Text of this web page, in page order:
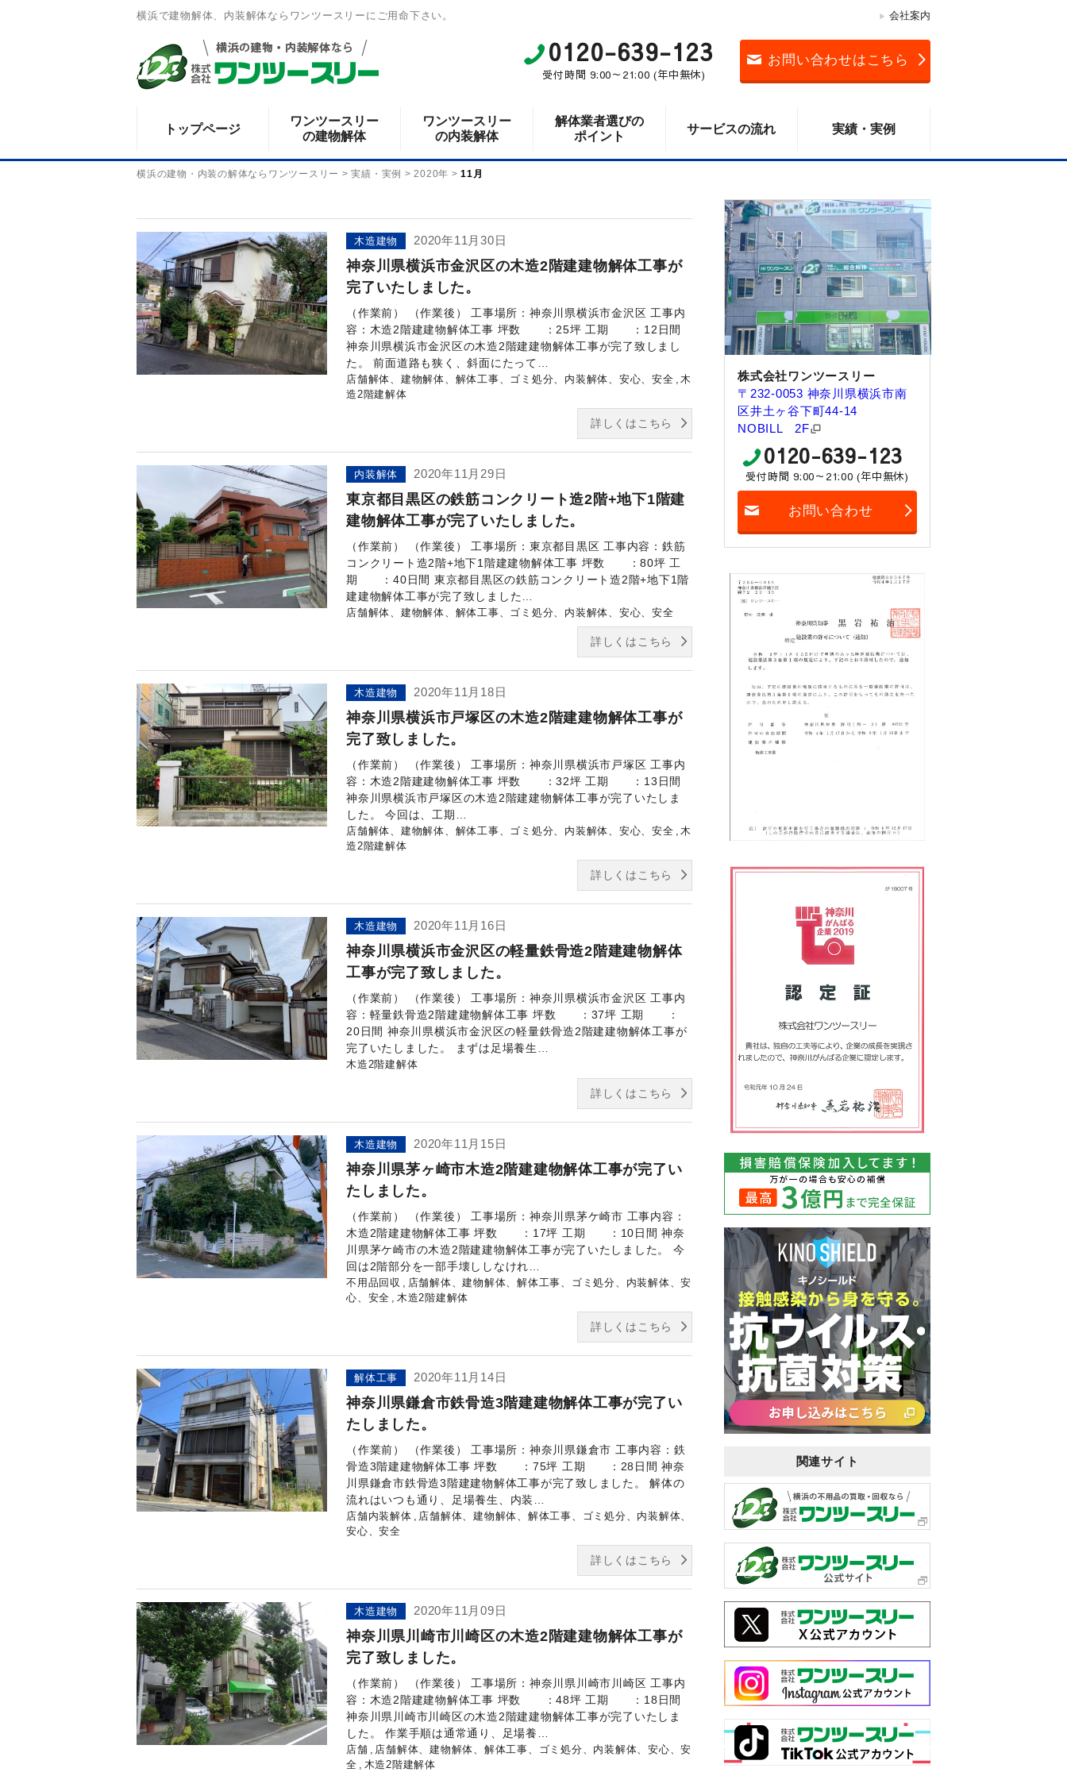
横浜で建物解体、内装解体ならワンツースリーにご用命下さい。 会社案内
0120-639-123
受付時間 9:00～21:00 (年中無休)
お問い合わせはこちら
トップページ
ワンツースリー
の建物解体
ワンツースリー
の内装解体
解体業者選びの
ポイント
サービスの流れ 実績・実例
横浜の建物・内装の解体ならワンツースリー >実績・実例 >2020年 >11月
木造建物 2020年11月30日
神奈川県横浜市金沢区の木造2階建建物解体工事が
完了いたしました。
（作業前） （作業後） 工事場所：神奈川県横浜市金沢区 工事内
容：木造2階建建物解体工事 坪数 ：25坪 工期 ：12日間
神奈川県横浜市金沢区の木造2階建建物解体工事が完了致しまし
た。 前面道路も狭く、斜面にたって…
店舗解体、建物解体、解体工事、ゴミ処分、内装解体、安心、安全
木
造2階建解体
詳しくはこちら
内装解体 2020年11月29日
東京都目黒区の鉄筋コンクリート造2階+地下1階建
建物解体工事が完了いたしました。
（作業前） （作業後） 工事場所：東京都目黒区 工事内容：鉄筋
コンクリート造2階+地下1階建建物解体工事 坪数 ：80坪 工
期 ：40日間 東京都目黒区の鉄筋コンクリート造2階+地下1階
建建物解体工事が完了致しました…
店舗解体、建物解体、解体工事、ゴミ処分、内装解体、安心、安全
詳しくはこちら
木造建物 2020年11月18日
神奈川県横浜市戸塚区の木造2階建建物解体工事が
完了致しました。
（作業前） （作業後） 工事場所：神奈川県横浜市戸塚区 工事内
容：木造2階建建物解体工事 坪数 ：32坪 工期 ：13日間
神奈川県横浜市戸塚区の木造2階建建物解体工事が完了いたしま
した。 今回は、工期…
店舗解体、建物解体、解体工事、ゴミ処分、内装解体、安心、安全
木
造2階建解体
詳しくはこちら
木造建物 2020年11月16日
神奈川県横浜市金沢区の軽量鉄骨造2階建建物解体
工事が完了致しました。
（作業前） （作業後） 工事場所：神奈川県横浜市金沢区 工事内
容：軽量鉄骨造2階建建物解体工事 坪数 ：37坪 工期 ：
20日間 神奈川県横浜市金沢区の軽量鉄骨造2階建建物解体工事が
完了いたしました。 まずは足場養生…
木造2階建解体
詳しくはこちら
木造建物 2020年11月15日
神奈川県茅ヶ崎市木造2階建建物解体工事が完了い
たしました。
（作業前） （作業後） 工事場所：神奈川県茅ケ崎市 工事内容：
木造2階建建物解体工事 坪数 ：17坪 工期 ：10日間 神奈
川県茅ケ崎市の木造2階建建物解体工事が完了いたしました。 今
回は2階部分を一部手壊ししなけれ…
不用品回収
店舗解体、建物解体、解体工事、ゴミ処分、内装解体、安
心、安全
木造2階建解体
詳しくはこちら
解体工事 2020年11月14日
神奈川県鎌倉市鉄骨造3階建建物解体工事が完了い
たしました。
（作業前） （作業後） 工事場所：神奈川県鎌倉市 工事内容：鉄
骨造3階建建物解体工事 坪数 ：75坪 工期 ：28日間 神奈
川県鎌倉市鉄骨造3階建建物解体工事が完了致しました。 解体の
流れはいつも通り、足場養生、内装…
店舗内装解体
店舗解体、建物解体、解体工事、ゴミ処分、内装解体、
安心、安全
詳しくはこちら
木造建物 2020年11月09日
神奈川県川崎市川崎区の木造2階建建物解体工事が
完了致しました。
（作業前） （作業後） 工事場所：神奈川県川崎市川崎区 工事内
容：木造2階建建物解体工事 坪数 ：48坪 工期 ：18日間
神奈川県川崎市川崎区の木造2階建建物解体工事が完了いたしま
した。 作業手順は通常通り、足場養…
店舗
店舗解体、建物解体、解体工事、ゴミ処分、内装解体、安心、安
全
木造2階建解体
株式会社ワンツースリー
〒232-0053 神奈川県横浜市南
区井土ヶ谷下町44-14
NOBILL 2F
0120-639-123
受付時間 9:00～21:00 (年中無休)
お問い合わせ
関連サイト